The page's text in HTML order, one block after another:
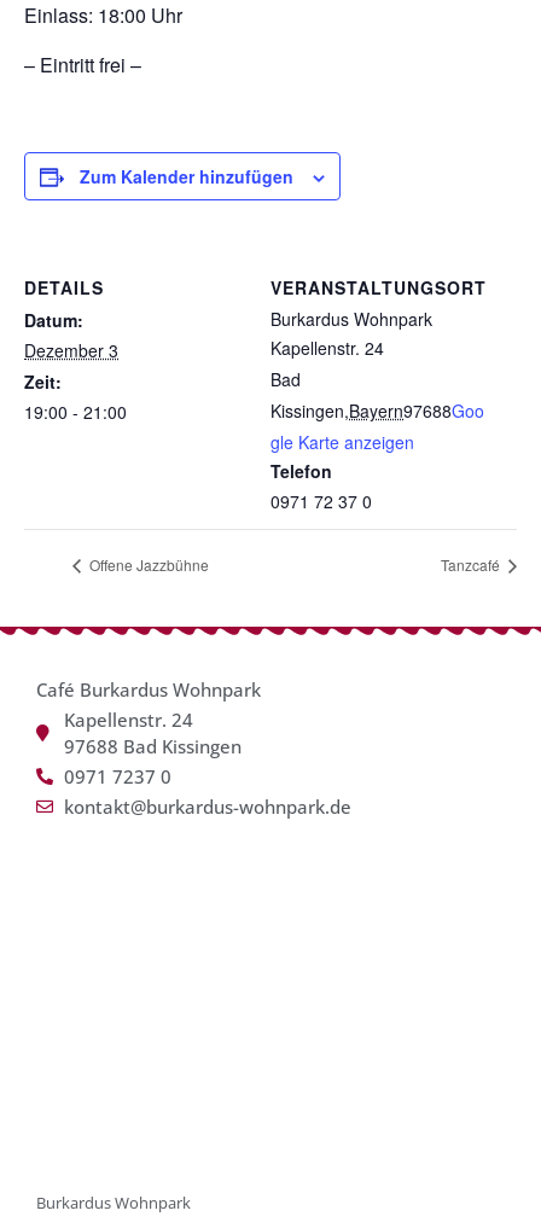
Einlass: 18:00 Uhr
– Eintritt frei –
Zum Kalender hinzufügen
DETAILS
Datum:
Dezember 3
Zeit:
19:00 - 21:00
VERANSTALTUNGSORT
Burkardus Wohnpark
Kapellenstr. 24
Bad
Kissingen,Bayern97688Goo
gle Karte anzeigen
Telefon
0971 72 37 0
Offene Jazzbühne Tanzcafé
Café Burkardus Wohnpark
Kapellenstr. 24
97688 Bad Kissingen
0971 7237 0
kontakt@burkardus-wohnpark.de
Burkardus Wohnpark